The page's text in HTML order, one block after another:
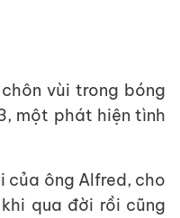
vùi trong bóng
một phát hiện tình
của ông Alfred, cho
qua đời rồi cũng